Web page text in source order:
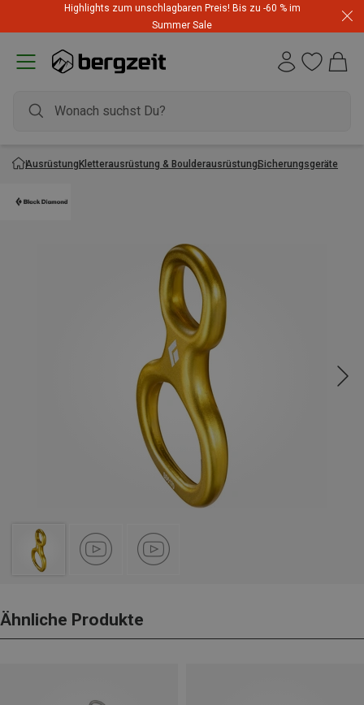
Highlights zum unschlagbaren Preis! Bis zu -60 % im
Summer Sale
AusrüstungKletterausrüstung & BoulderausrüstungSicherungsgeräte
Ähnliche Produkte